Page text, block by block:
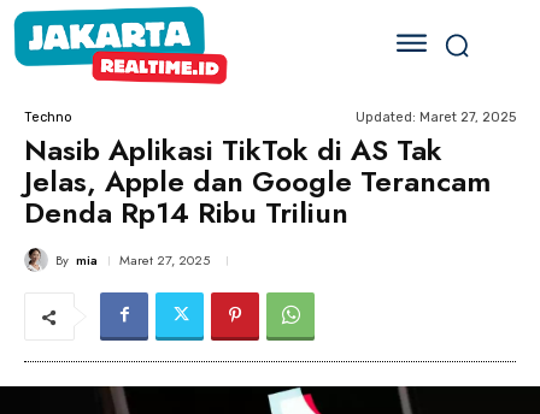
Techno Updated: Maret 27, 2025
Nasib Aplikasi TikTok di AS Tak
Jelas, Apple dan Google Terancam
Denda Rp14 Ribu Triliun
By mia Maret 27, 2025